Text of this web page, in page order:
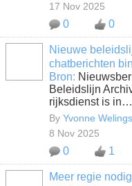
17 Nov 2025
0 0
Nieuwe
chatberichten
Bron:
Beleidslijn
rijksdienst is in…
By Yvonne Welings
8 Nov 2025
0 1
Meer regie